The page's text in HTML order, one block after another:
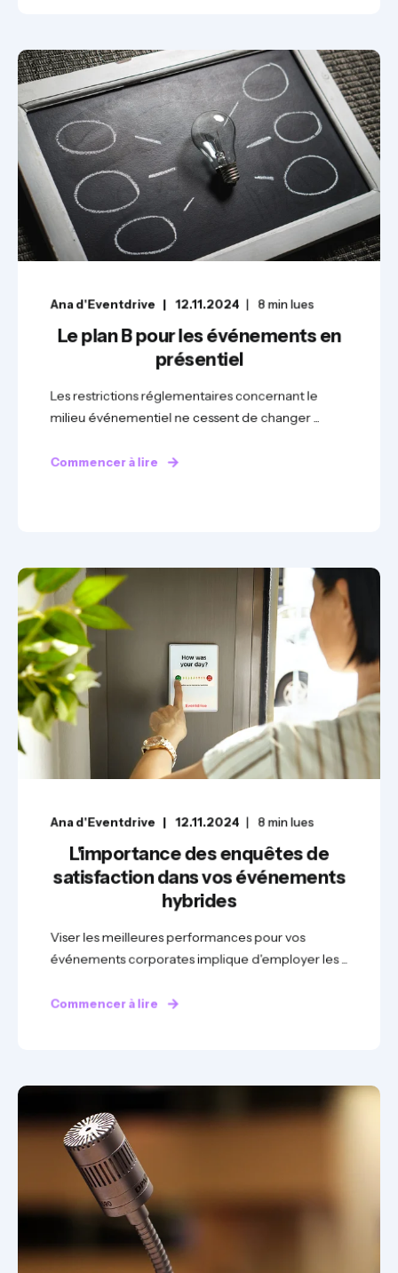
Ana d'Eventdrive 12.11.2024 8min lues
Le plan B pour les événements en
présentiel
Les restrictions réglementaires concernant le
milieu événementiel ne cessent de changer ...
Commencer à lire
Ana d'Eventdrive 12.11.2024 8min lues
L'importance des enquêtes de
satisfaction dans vos événements
hybrides
Viser les meilleures performances pour vos
événements corporates implique d'employer les ...
Commencer à lire